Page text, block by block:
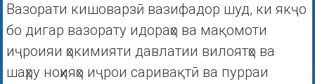
Вазорати кишоварзӣ вазифадор шуд, ки якҷо
бо дигар вазорату идораҳо ва мақомоти
иҷроияи ҳокимияти давлатии вилоятҳо ва
шаҳру ноҳияҳо иҷрои саривақтӣ ва пурраи